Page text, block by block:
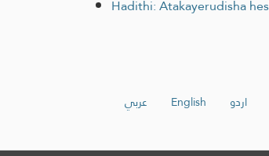
Hadithi: Atakayerudisha
عربي English اردو